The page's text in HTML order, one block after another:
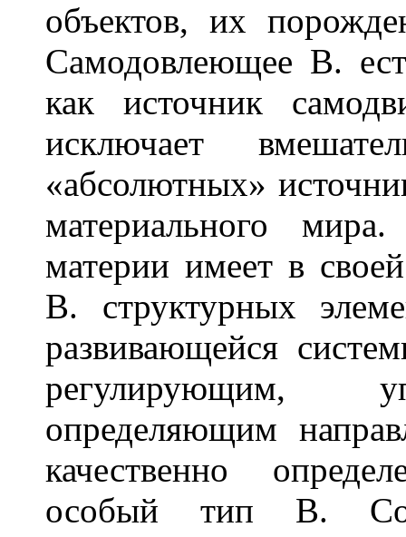
объектов, их
Самодовлеющее В.
как источник
исключает
«абсолютных»
материального
материи имеет в
В. структурных
развивающейся
регулирующим,
определяющим
качественно
особый тип В.